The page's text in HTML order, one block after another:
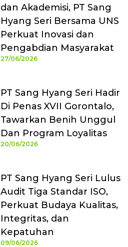
dan Akademisi, PT Sang
Hyang Seri Bersama UNS
Perkuat Inovasi dan
Pengabdian Masyarakat
27/06/2026
PT Sang Hyang Seri Hadir
Di Penas XVII Gorontalo,
Tawarkan Benih Unggul
Dan Program Loyalitas
20/06/2026
PT Sang Hyang Seri Lulus
Audit Tiga Standar ISO,
Perkuat Budaya Kualitas,
Integritas, dan
Kepatuhan
09/06/2026